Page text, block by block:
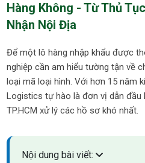
Hàng Không - Từ Thủ
Nhận Nội Địa
Để một lô hàng nhập khẩu được
nghiệp cần am hiểu tường tận về
loại mã loại hình. Với hơn 15 năm
Logistics tự hào là đơn vị dẫn đầu
TP.HCM xử lý các hồ sơ khó nhất.
Nội dung bài viết: